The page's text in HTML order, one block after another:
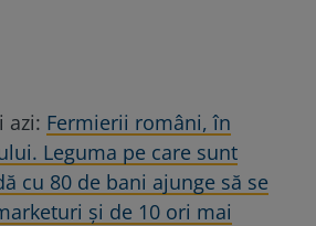
azi: Fermierii români, în
Leguma pe care sunt
cu 80 de bani ajunge să se
și de 10 ori mai